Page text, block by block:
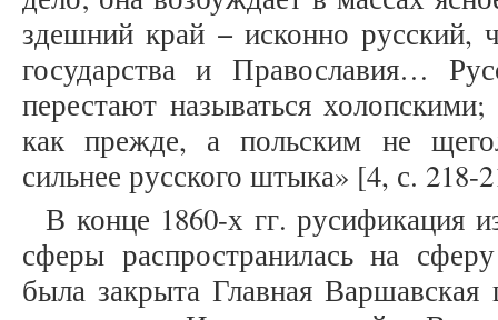
здешний край − исконно русский,
государства и Православия…
перестают называться
как прежде, а польским не
сильнее русского штыка» [4, с. 218-
В конце 1860-х гг. русификация
сферы распространилась на
была закрыта Главная